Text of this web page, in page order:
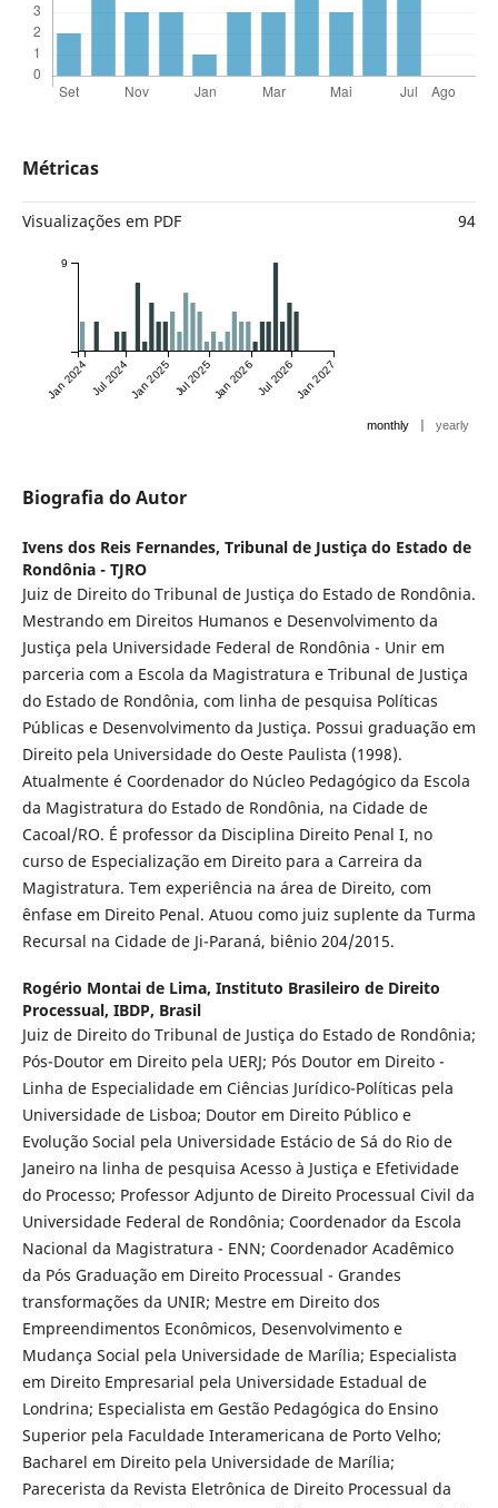
Métricas
Visualizações em PDF 94
Jan 2024Jul 2024Jan 2025Jul 2025Jan 2026Jul 2026Jan 2027
9
monthly | yearly
Biografia do Autor
Ivens dos Reis Fernandes, Tribunal de Justiça do Estado de
Rondônia - TJRO
Juiz de Direito do Tribunal de Justiça do Estado de Rondônia.
Mestrando em Direitos Humanos e Desenvolvimento da
Justiça pela Universidade Federal de Rondônia - Unir em
parceria com a Escola da Magistratura e Tribunal de Justiça
do Estado de Rondônia, com linha de pesquisa Políticas
Públicas e Desenvolvimento da Justiça. Possui graduação em
Direito pela Universidade do Oeste Paulista (1998).
Atualmente é Coordenador do Núcleo Pedagógico da Escola
da Magistratura do Estado de Rondônia, na Cidade de
Cacoal/RO. É professor da Disciplina Direito Penal I, no
curso de Especialização em Direito para a Carreira da
Magistratura. Tem experiência na área de Direito, com
ênfase em Direito Penal. Atuou como juiz suplente da Turma
Recursal na Cidade de Ji-Paraná, biênio 204/2015.
Rogério Montai de Lima, Instituto Brasileiro de Direito
Processual, IBDP, Brasil
Juiz de Direito do Tribunal de Justiça do Estado de Rondônia;
Pós-Doutor em Direito pela UERJ; Pós Doutor em Direito -
Linha de Especialidade em Ciências Jurídico-Políticas pela
Universidade de Lisboa; Doutor em Direito Público e
Evolução Social pela Universidade Estácio de Sá do Rio de
Janeiro na linha de pesquisa Acesso à Justiça e Efetividade
do Processo; Professor Adjunto de Direito Processual Civil da
Universidade Federal de Rondônia; Coordenador da Escola
Nacional da Magistratura - ENN; Coordenador Acadêmico
da Pós Graduação em Direito Processual - Grandes
transformações da UNIR; Mestre em Direito dos
Empreendimentos Econômicos, Desenvolvimento e
Mudança Social pela Universidade de Marília; Especialista
em Direito Empresarial pela Universidade Estadual de
Londrina; Especialista em Gestão Pedagógica do Ensino
Superior pela Faculdade Interamericana de Porto Velho;
Bacharel em Direito pela Universidade de Marília;
Parecerista da Revista Eletrônica de Direito Processual da